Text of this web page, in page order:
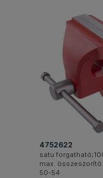
4752622
satu
max. összeszorító
50-54